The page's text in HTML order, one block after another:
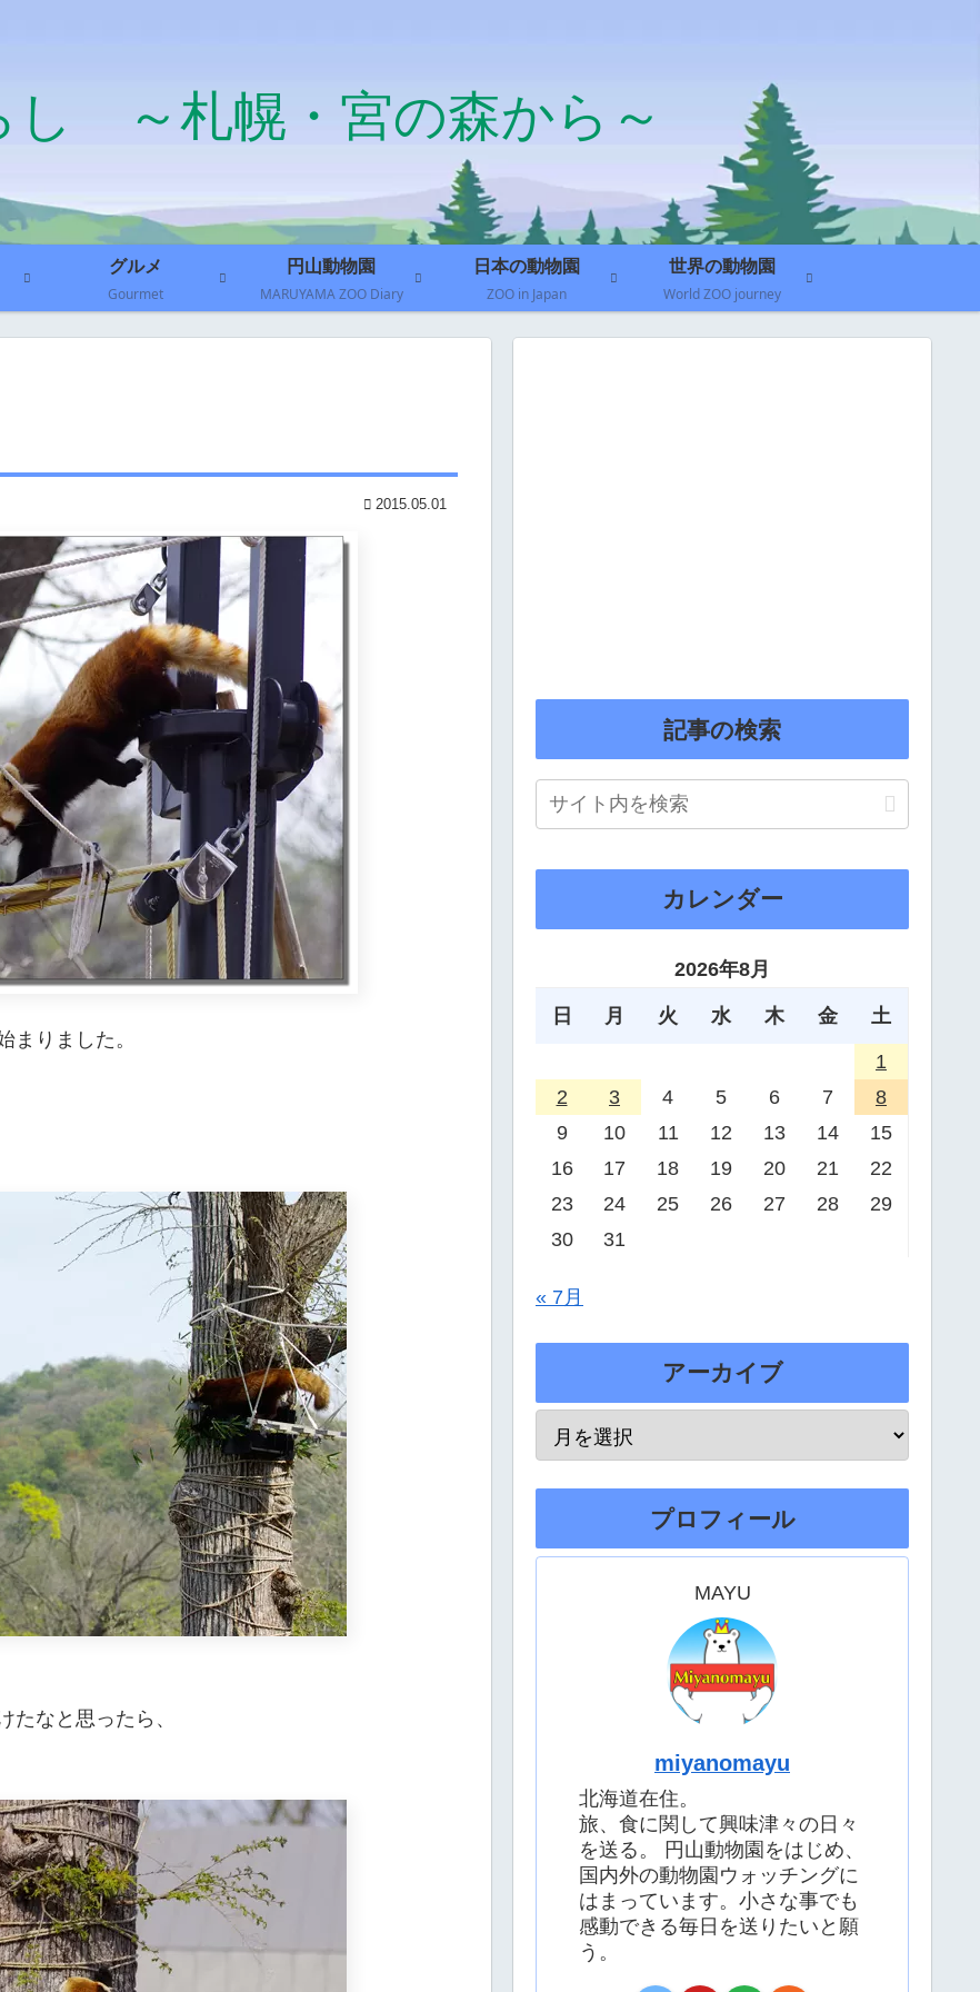
し ～札幌・宮の森から～
グルメ
Gourmet
円山動物園
MARUYAMA ZOO Diary
日本の動物園
ZOO in Japan
世界の動物園
World ZOO journey
2015.05.01
まりました。
たなと思ったら、
記事の検索
カレンダー
2026年8月
日 月 火 水 木 金 土
1
2
3 4 5 6 7
8
9
10 11 12 13 14
15
16
17 18 19 20 21
22
23
24 25 26 27 28
29
30
31
« 7月
アーカイブ
プロフィール
MAYU
miyanomayu
北海道在住。
旅、食に関して興味津々の日々
を送る。 円山動物園をはじめ、
国内外の動物園ウォッチングに
はまっています。小さな事でも
感動できる毎日を送りたいと願
う。